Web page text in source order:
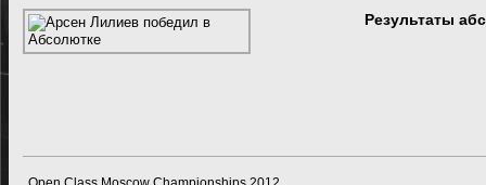
Результаты